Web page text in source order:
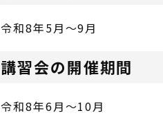
令和8年5月～9月
講習会の開催期間
令和8年6月～10月